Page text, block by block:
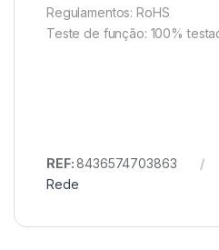
Regulamentos: RoHS
Teste de função: 100%
REF:8436574703863
Rede